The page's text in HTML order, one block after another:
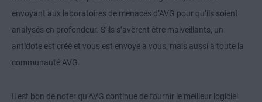
envoyant aux laboratoires de menaces d’AVG pour qu’ils soient
analysés en profondeur. S’ils s’avèrent être malveillants, un
antidote est créé et vous est envoyé à vous, mais aussi à toute la
communauté AVG.
Il est bon de noter qu’AVG continue de fournir le meilleur logiciel